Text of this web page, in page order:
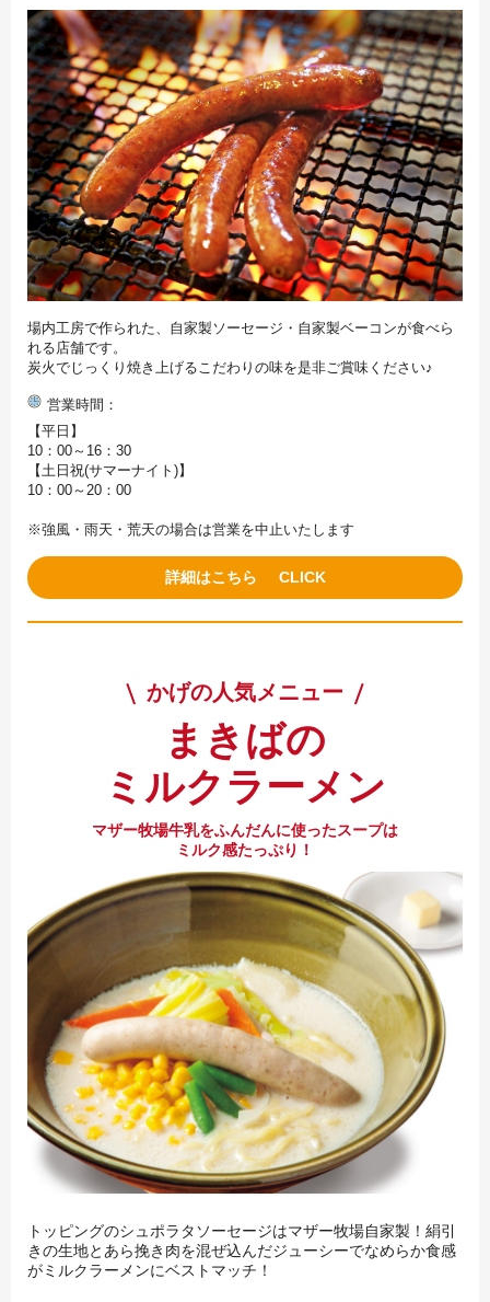
場内工房で作られた、自家製ソーセージ・自家製ベーコンが食べら
れる店舗です。
炭火でじっくり焼き上げるこだわりの味を是非ご賞味ください♪
営業時間
【平日】
10：00～16：30
【土日祝(サマーナイト)】
10：00～20：00
※強風・雨天・荒天の場合は営業を中止いたします
詳細はこちら
かげの人気メニュー
まきばの
ミルクラーメン
マザー牧場牛乳をふんだんに使ったスープは
ミルク感たっぷり！
トッピングのシュポラタソーセージはマザー牧場自家製！絹引
きの生地とあら挽き肉を混ぜ込んだジューシーでなめらか食感
がミルクラーメンにベストマッチ！